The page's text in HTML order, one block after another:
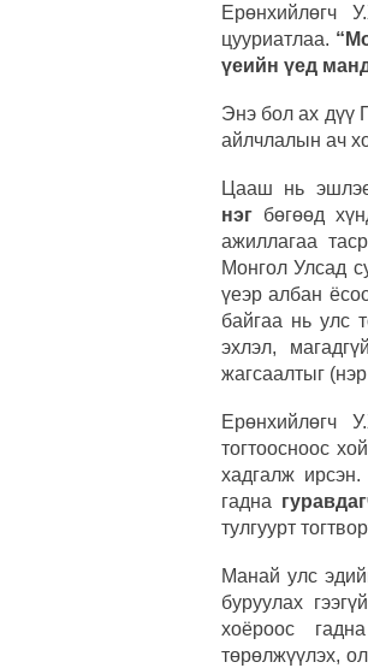
Ерөнхийлөгч
цууриатлаа.
үеийн үед
Энэ бол ах дүү
айлчлалын ач
Цааш нь
нэг бөгөөд
ажиллагаа
Монгол Улсад
үеэр албан
байгаа нь улс
эхлэл,
жагсаалтыг
Ерөнхийлөгч
тогтоосноос
хадгалж
гадна
тулгуурт
Манай улс
буруулах
хоёроос
төрөлжүүлэх,